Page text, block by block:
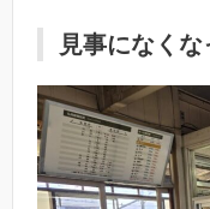
見事になく